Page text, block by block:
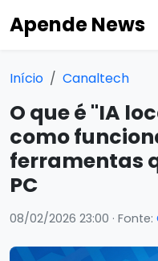
Apende News
Início Canaltech
O que é "IA
como
ferramentas
PC
08/02/2026 23:00 · Fonte: